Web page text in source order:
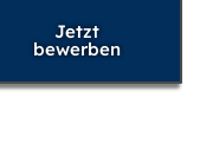
Jetzt
bewerben